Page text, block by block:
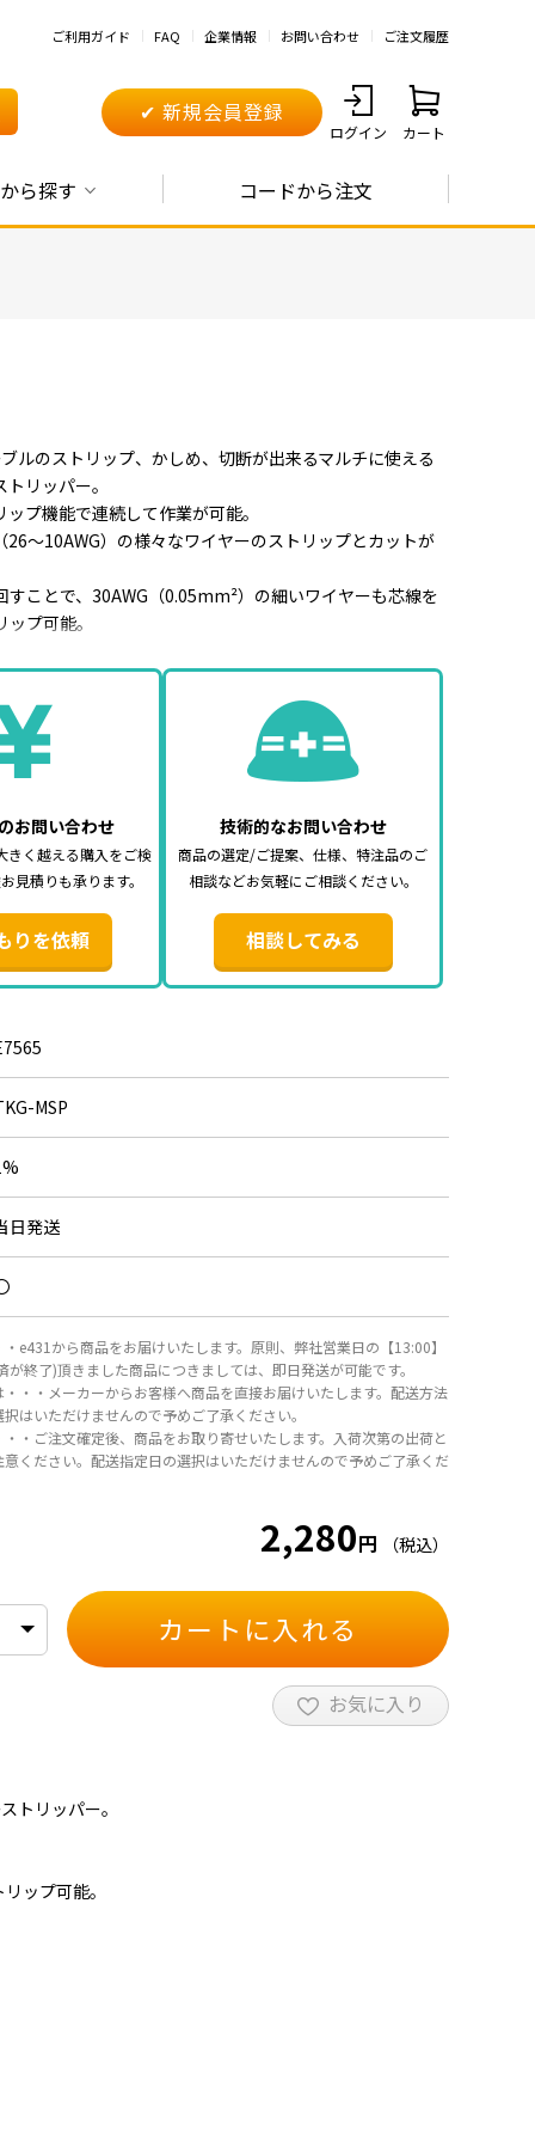
ご利用ガイド FAQ 企業情報 お問い合わせ ご注文履歴
✔ 新規会員登録
ログイン カート
ら探す コードから注文
ルのストリップ、かしめ、切断が出来るマルチに使える
リッパー。
ップ機能で連続して作業が可能。
26～10AWG）の様々なワイヤーのストリップとカットが
すことで、30AWG（0.05mm²）の細いワイヤーも芯線を
プ可能。
縁端子（22～10AWG(0.5～6mm²)）
ョン端子（7～8mm）の圧着に対応。
使用した人間工学に基づいた2重構造ハンドル。
6mm²（26～10AWG）
10AWG(0.5～6mm²)
～6mm²)
）、PP+TPR（グリップ）
お問い合わせ
きく越える購入をご検
見積りも承ります。
りを依頼
技術的なお問い合わせ
商品の選定/ご提案、仕様、特注品のご
相談などお気軽にご相談ください。
相談してみる
MSP
日発送
e431から商品をお届けいたします。原則、弊社営業日の【13:00】
が終了)頂きました商品につきましては、即日発送が可能です。
・・メーカーからお客様へ商品を直接お届けいたします。配送方法
はいただけませんので予めご了承ください。
・ご注文確定後、商品をお取り寄せいたします。入荷次第の出荷と
ください。配送指定日の選択はいただけませんので予めご了承くだ
2,280円
（税込）
カートに入れる
お気に入り
トリッパー。
ップ可能。